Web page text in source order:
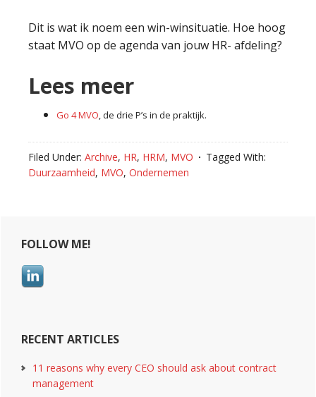
Dit is wat ik noem een win-winsituatie. Hoe hoog
staat MVO op de agenda van jouw HR- afdeling?
Lees meer
Go 4 MVO, de drie P’s in de praktijk.
Filed Under: Archive, HR, HRM, MVO
Tagged With:
Duurzaamheid, MVO, Ondernemen
Primary
Sidebar
FOLLOW ME!
RECENT ARTICLES
11 reasons why every CEO should ask about contract
management